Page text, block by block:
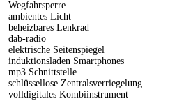
Wegfahrsperre
ambientes Licht
beheizbares Lenkrad
dab-radio
elektrische Seitenspiegel
induktionsladen Smartphones
mp3 Schnittstelle
schlüssellose Zentralsverriegelung
volldigitales Kombiinstrument